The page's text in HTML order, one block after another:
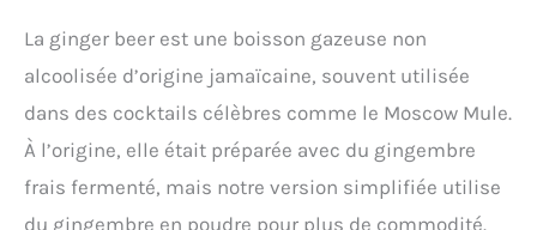
La ginger beer est une boisson gazeuse non
alcoolisée d’origine jamaïcaine, souvent utilisée
dans des cocktails célèbres comme le Moscow Mule.
À l’origine, elle était préparée avec du gingembre
frais fermenté, mais notre version simplifiée utilise
du gingembre en poudre pour plus de commodité.